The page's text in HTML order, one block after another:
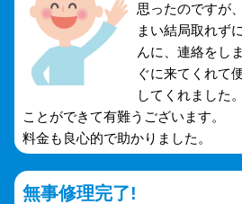
思ったのですが
まい結局取れず
んに、連絡をし
ぐに来てくれて
してくれました
ことができて有難うございます。
料金も良心的で助かりました。
無事修理完了!